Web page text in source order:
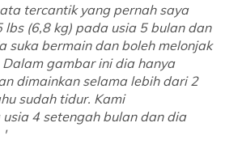
tercantik yang pernah saya
lbs (6,8 kg) pada usia 5 bulan dan
suka bermain dan boleh melonjak
gambar ini dia hanya
dimainkan selama lebih dari 2
sudah tidur. Kami
4 setengah bulan dan dia
'